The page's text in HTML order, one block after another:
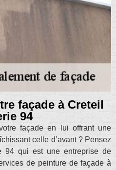
façade à Creteil
94
façade en lui offrant une
celle d’avant ? Pensez
94 qui est une entreprise de
de peinture de façade à